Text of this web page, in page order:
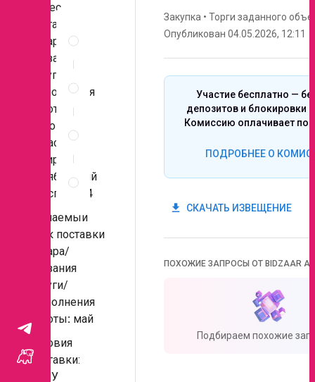
по
проведения
запроса
Адрес
поставки
товара /
оказания
услуги /
выполнения
работы:
Кировская
область,
г. Киров,
Октябрьский
проспект 24
Желаемый
срок поставки
товара/
оказания
услуги/
выполнения
работы:май
Условия
доставки:
ЦЕНУ
Закупка • Торги заданного
Опубликован 04.05.2026, 12:11
Участие бесплатно —
депозитов и блокировки
Комиссию оплачивает
ПОДРОБНЕЕ О
get_app СКАЧАТЬ ИЗВЕЩЕНИЕ
ПОХОЖИЕ ЗАПРОСЫ ОТ BIDZAAR AI
Подбираем похожие